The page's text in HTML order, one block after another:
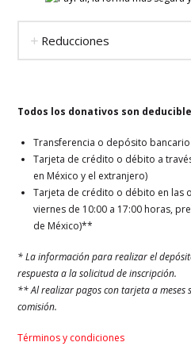
Reducciones
Todos los donativos son
Transferencia o depósito
Tarjeta de crédito o débito a
en México y el extranjero)
Tarjeta de crédito o débito en las
viernes de 10:00 a 17:00 horas,
de México)**
* La información para realizar el
respuesta a la solicitud de inscripción.
** Al realizar pagos con tarjeta a meses
comisión.
Términos y condiciones